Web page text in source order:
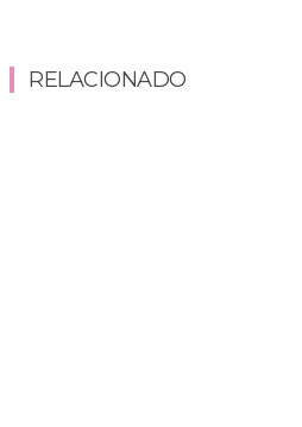
RELACIONADO